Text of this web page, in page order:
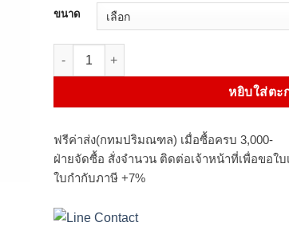
through
ขนาด
หยิบใส่ตะ
ฟรีค่าส่ง(กทมปริมณฑล) เมื่อซื้อครบ 3,000-
ฝ่ายจัดซื้อ สั่งจำนวน ติดต่อเจ้าหน้าที่เพื่อขอใ
ใบกำกับภาษี +7%